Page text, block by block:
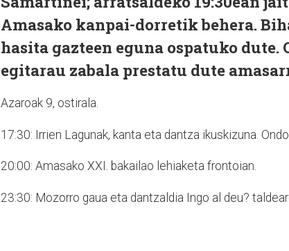
Amasako kanpai-dorretik behera.
hasita gazteen eguna ospatuko dute.
egitarau zabala prestatu dute
Azaroak 9, ostirala.
17:30: Irrien Lagunak, kanta eta dantza ikuskizuna.
20:00: Amasako XXI. bakailao lehiaketa frontoian.
23:30: Mozorro gaua eta dantzaldia Ingo al deu?